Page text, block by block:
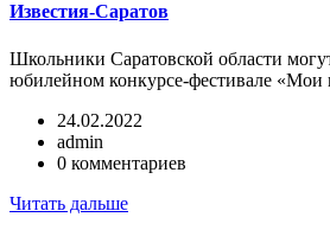
Известия-Саратов
Школьники Саратовской области
юбилейном конкурсе-фестивале
24.02.2022
admin
0 комментариев
Читать дальше